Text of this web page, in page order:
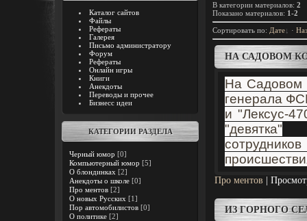
Каталог сайтов
Файлы
Рефераты
Галерея
Письмо администратору
Форум
Рефераты
Онлайн игры
Книги
Анекдоты
Переводы и прочее
Бизнесс идеи
КАТЕГОРИИ РАЗДЕЛА
Черный юмор [0]
Компьютерный юмор [5]
О блондинках [2]
Анекдоты о школе [0]
Про ментов [2]
О новых Русских [1]
Пор автомобилистов [0]
О политике [2]
В категории материалов: 2
Показано материалов: 1-2
Сортировать по: Дате ·
НА САДОВОМ
На Садовом
генерала
и "Лексус-
"девятка"
Про ментов |
ИЗ ГОРНОГО